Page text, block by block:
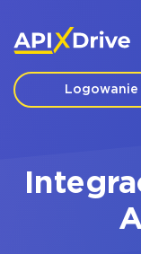
Logowanie